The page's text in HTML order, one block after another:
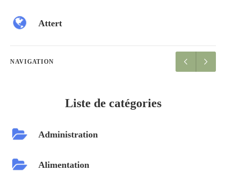
Attert
NAVIGATION
Liste de catégories
Administration
Alimentation